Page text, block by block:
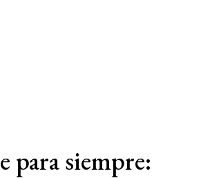
para siempre: